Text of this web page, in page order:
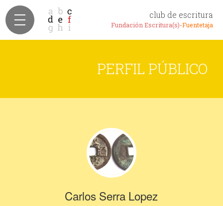
club de escritura
Fundación Escritura(s)-Fuentetaja
PERFIL PÚBLICO
Carlos Serra Lopez